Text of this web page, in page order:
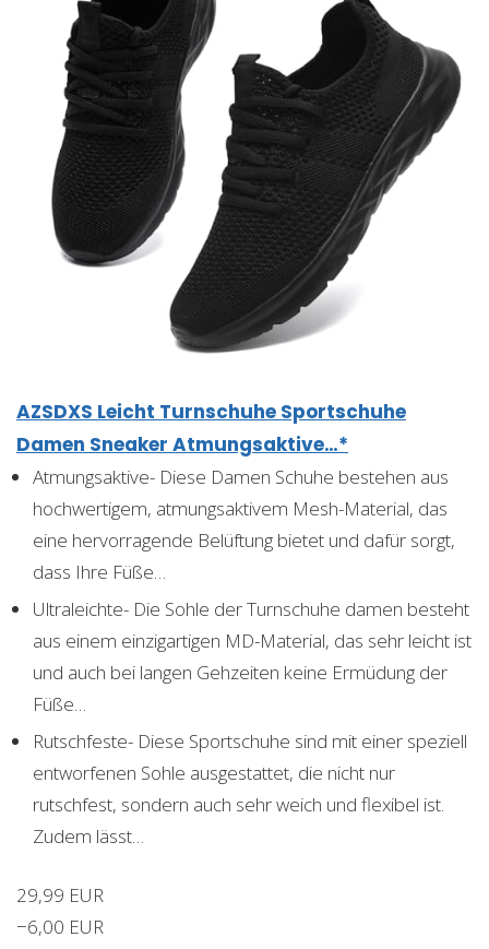
AZSDXS Leicht Turnschuhe Sportschuhe
Damen Sneaker Atmungsaktive…*
Atmungsaktive- Diese Damen Schuhe bestehen aus
hochwertigem, atmungsaktivem Mesh-Material, das
eine hervorragende Belüftung bietet und dafür sorgt,
dass Ihre Füße…
Ultraleichte- Die Sohle der Turnschuhe damen besteht
aus einem einzigartigen MD-Material, das sehr leicht ist
und auch bei langen Gehzeiten keine Ermüdung der
Füße…
Rutschfeste- Diese Sportschuhe sind mit einer speziell
entworfenen Sohle ausgestattet, die nicht nur
rutschfest, sondern auch sehr weich und flexibel ist.
Zudem lässt…
29,99 EUR
−6,00 EUR